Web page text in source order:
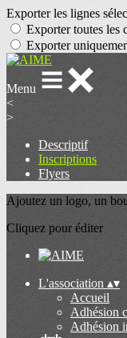
Exporter les lignes
Exporter toutes les
Exporter
Menu
<
>
Descriptif
Inscriptions
Flyers
Ajoutez un logo, un
Cliquez pour éditer
L'association ▴▾
Accueil
Adhésion
Adhésion